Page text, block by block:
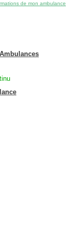
de mon ambulance